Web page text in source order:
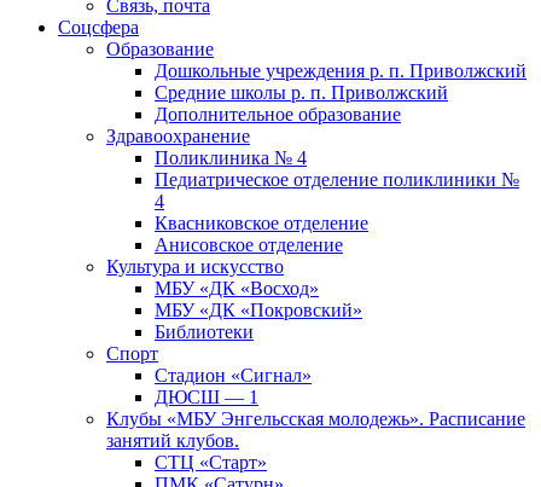
Связь, почта
Соцсфера
Образование
Дошкольные учреждения р. п. Приволжский
Средние школы р. п. Приволжский
Дополнительное образование
Здравоохранение
Поликлиника № 4
Педиатрическое отделение поликлиники №
4
Квасниковское отделение
Анисовское отделение
Культура и искусство
МБУ «ДК «Восход»
МБУ «ДК «Покровский»
Библиотеки
Спорт
Стадион «Сигнал»
ДЮСШ — 1
Клубы «МБУ Энгельсская молодежь». Расписание
занятий клубов.
СТЦ «Старт»